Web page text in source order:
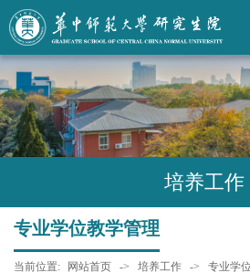
培养工作
专业学位教学管理
当前位置: 网站首页 -> 培养工作 -> 专业学